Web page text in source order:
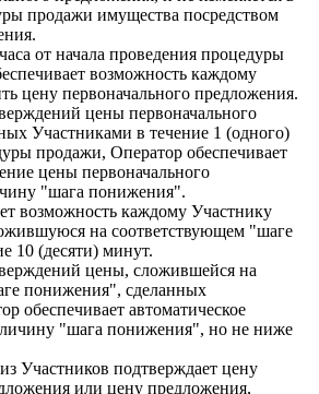
продажи имущества посредством
от начала проведения процедуры
возможность каждому
цену первоначального предложения.
цены первоначального
Участниками в течение 1 (одного)
продажи, Оператор обеспечивает
цены первоначального
"шага понижения".
возможность каждому Участнику
на соответствующем "шаге
10 (десяти) минут.
цены, сложившейся на
понижения", сделанных
обеспечивает автоматическое
"шага понижения", но не ниже
Участников подтверждает цену
или цену предложения,